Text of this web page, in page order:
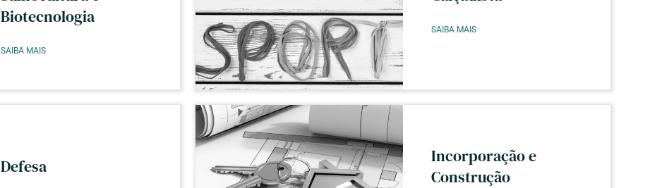
Biotecnologia
SAIBA MAIS
SAIBA MAIS
Defesa
Incorporação e
Construção